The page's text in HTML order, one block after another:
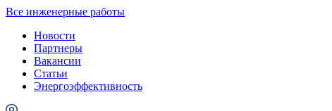
Все инженерные работы
Новости
Партнеры
Вакансии
Статьи
Энергоэффективность